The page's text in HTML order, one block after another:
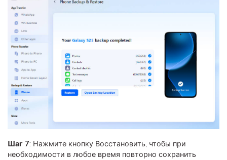
Шаг 7: Нажмите кнопку Восстановить, чтобы при
необходимости в любое время повторно сохранить